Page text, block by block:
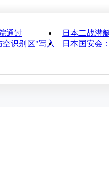
通过
日本二战潜
识别区"写入
日本国安会